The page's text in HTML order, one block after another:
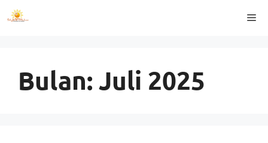
Langsung
ke
Bulan: Juli 2025